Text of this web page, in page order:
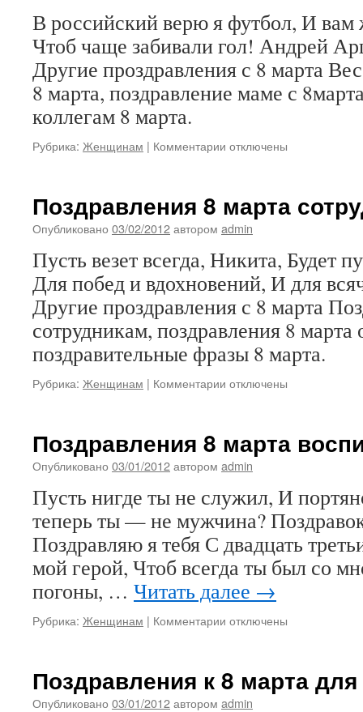
В российский верю я футбол, И вам
Чтоб чаще забивали гол! Андрей
Другие проздравления с 8 марта
8 марта, поздравление маме с
коллегам 8 марта.
Рубрика: Женщинам | Комментарии к
с
8
отключены
Поздравления 8 марта
Опубликовано 03/02/2012автором admin
Пусть везет всегда, Никита, Будет
Для побед и вдохновений, И для
Другие проздравления с 8 марта
сотрудникам, поздравления 8
поздравительные фразы 8 марта.
Рубрика: Женщинам | Комментарии к
марта
сотрудникам
отключены
Поздравления 8 марта
Опубликовано 03/01/2012автором admin
Пусть нигде ты не служил, И
теперь ты — не мужчина?
Поздравляю я тебя С двадцать
мой герой, Чтоб всегда ты был со
погоны, … Читать далее →
Рубрика: Женщинам | Комментарии к
марта
воспитателю
отключены
Поздравления к 8 марта
Опубликовано 03/01/2012автором admin